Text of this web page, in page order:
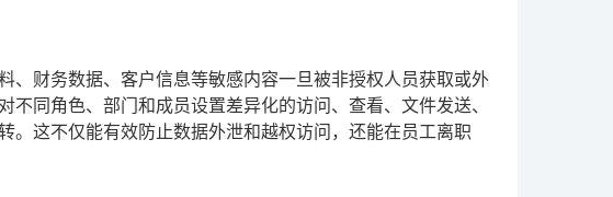
、财务数据、客户信息等敏感内容一旦被非授权人员获取或外
同角色、部门和成员设置差异化的访问、查看、文件发送、
。这不仅能有效防止数据外泄和越权访问，还能在员工离职